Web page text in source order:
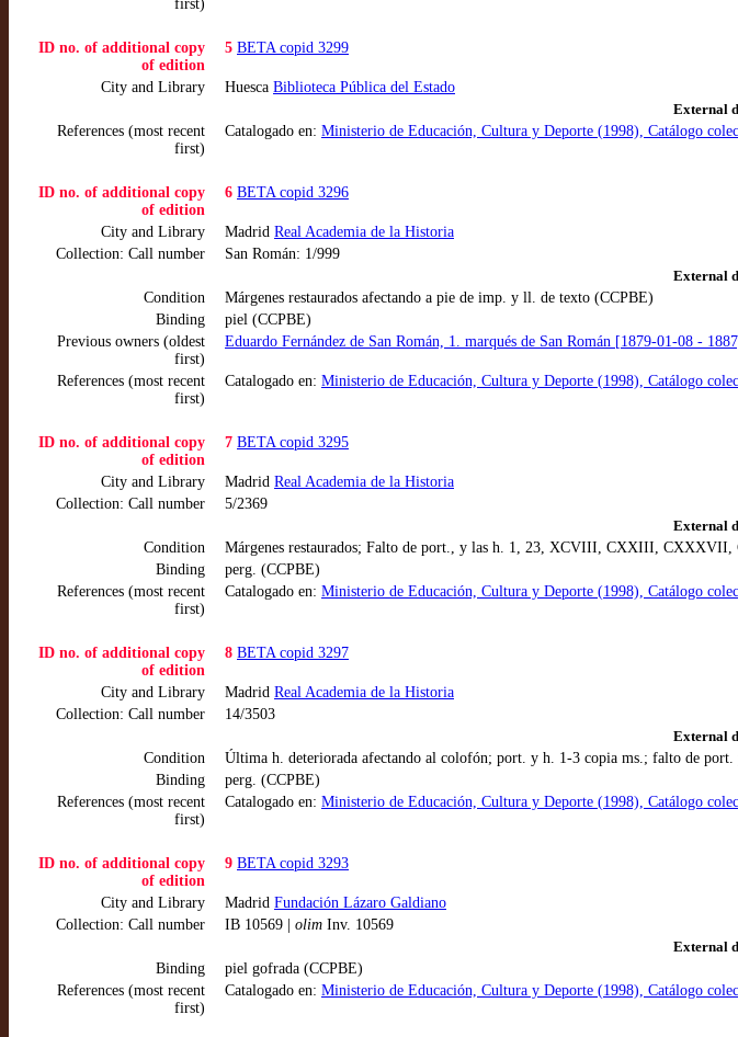
first)
ID no. of additional copy
of edition
5 BETA copid 3299
City and Library Huesca Biblioteca Pública del Estado
External
References (most recent
first)
Catalogado en: Ministerio de Educación, Cultura y Deporte (1998), Catálogo
ID no. of additional copy
of edition
6 BETA copid 3296
City and Library Madrid Real Academia de la Historia
Collection: Call number
San Román: 1/999
External
Condition
Márgenes restaurados afectando a pie de imp. y ll. de texto (CCPBE)
Binding
piel (CCPBE)
Previous owners (oldest
first)
Eduardo Fernández de San Román, 1. marqués de San Román [1879-01-08 -
References (most recent
first)
Catalogado en: Ministerio de Educación, Cultura y Deporte (1998), Catálogo
ID no. of additional copy
of edition
7 BETA copid 3295
City and Library Madrid Real Academia de la Historia
Collection: Call number
5/2369
External
Condition
Márgenes restaurados; Falto de port., y las h. 1, 23, XCVIII, CXXIII,
Binding
perg. (CCPBE)
References (most recent
first)
Catalogado en: Ministerio de Educación, Cultura y Deporte (1998), Catálogo
ID no. of additional copy
of edition
8 BETA copid 3297
City and Library Madrid Real Academia de la Historia
Collection: Call number
14/3503
External
Condition
Última h. deteriorada afectando al colofón; port. y h. 1-3 copia ms.; falto de
Binding
perg. (CCPBE)
References (most recent
first)
Catalogado en: Ministerio de Educación, Cultura y Deporte (1998), Catálogo
ID no. of additional copy
of edition
9 BETA copid 3293
City and Library Madrid Fundación Lázaro Galdiano
Collection: Call number
IB 10569 | olim Inv. 10569
External
Binding
piel gofrada (CCPBE)
References (most recent
first)
Catalogado en: Ministerio de Educación, Cultura y Deporte (1998), Catálogo